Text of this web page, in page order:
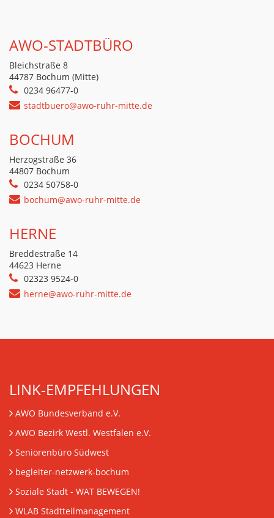
AWO-STADTBÜRO
Bleichstraße 8
44787 Bochum (Mitte)
0234 96477-0
stadtbuero@awo-ruhr-mitte.de
BOCHUM
Herzogstraße 36
44807 Bochum
0234 50758-0
bochum@awo-ruhr-mitte.de
HERNE
Breddestraße 14
44623 Herne
02323 9524-0
herne@awo-ruhr-mitte.de
LINK-EMPFEHLUNGEN
AWO Bundesverband e.V.
AWO Bezirk Westl. Westfalen e.V.
Seniorenbüro Südwest
begleiter-netzwerk-bochum
Soziale Stadt - WAT BEWEGEN!
WLAB Stadtteilmanagement